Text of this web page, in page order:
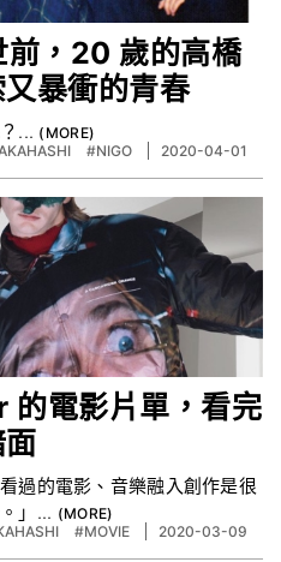
，20 歲的高橋
暴衝的青春
...
#NIGO 2020-04-01
電影片單，看完
過的電影、音樂融入創作是很
」...
#MOVIE 2020-03-09